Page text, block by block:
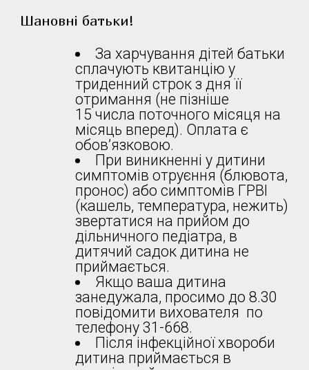
Шановні батьки!
За харчування дітей батьки
сплачують квитанцію у
триденний строк з дня її
отримання (не пізніше
15 числа поточного місяця на
місяць вперед). Оплата є
обов’язковою.
При виникненні у дитини
симптомів отруєння (блювота,
пронос) або симптомів ГРВІ
(кашель, температура, нежить)
звертатися на прийом до
дільничного педіатра, в
дитячий садок дитина не
приймається.
Якщо ваша дитина
занедужала, просимо до 8.30
повідомити вихователя по
телефону 31-668.
Після інфекційної хвороби
дитина приймається в